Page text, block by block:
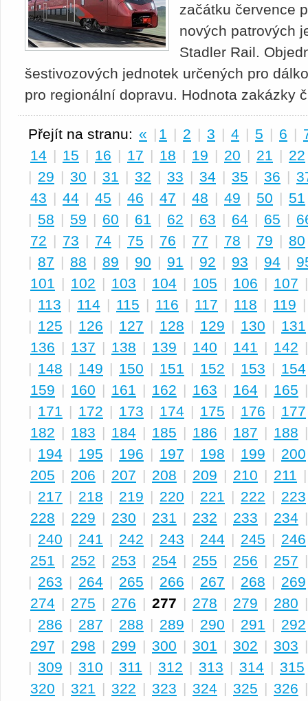
začátku července
nových patrových
Stadler Rail.
šestivozových jednotek určených pro
pro regionální dopravu. Hodnota zakázky
Přejít na stranu: « | 1 | 2 | 3 | 4 | 5 | 6 |
14 | 15 | 16 | 17 | 18 | 19 | 20 | 21 | 22
| 29 | 30 | 31 | 32 | 33 | 34 | 35 | 36 |
43 | 44 | 45 | 46 | 47 | 48 | 49 | 50 | 51
| 58 | 59 | 60 | 61 | 62 | 63 | 64 | 65 |
72 | 73 | 74 | 75 | 76 | 77 | 78 | 79 | 80
| 87 | 88 | 89 | 90 | 91 | 92 | 93 | 94 |
101 | 102 | 103 | 104 | 105 | 106 | 107
| 113 | 114 | 115 | 116 | 117 | 118 | 119
| 125 | 126 | 127 | 128 | 129 | 130 | 131
136 | 137 | 138 | 139 | 140 | 141 | 142
| 148 | 149 | 150 | 151 | 152 | 153 | 154
159 | 160 | 161 | 162 | 163 | 164 | 165
| 171 | 172 | 173 | 174 | 175 | 176 | 177
182 | 183 | 184 | 185 | 186 | 187 | 188
| 194 | 195 | 196 | 197 | 198 | 199 | 200
205 | 206 | 207 | 208 | 209 | 210 | 211
| 217 | 218 | 219 | 220 | 221 | 222 | 223
228 | 229 | 230 | 231 | 232 | 233 | 234
| 240 | 241 | 242 | 243 | 244 | 245 | 246
251 | 252 | 253 | 254 | 255 | 256 | 257
| 263 | 264 | 265 | 266 | 267 | 268 | 269
274 | 275 | 276 | 277 | 278 | 279 | 280
| 286 | 287 | 288 | 289 | 290 | 291 | 292
297 | 298 | 299 | 300 | 301 | 302 | 303
| 309 | 310 | 311 | 312 | 313 | 314 | 315
320 | 321 | 322 | 323 | 324 | 325 | 326